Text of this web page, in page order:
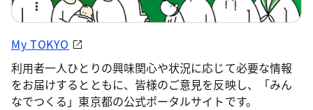
My TOKYO
利用者一人ひとりの興味関心や状況に応じて必要な情報
をお届けするとともに、皆様のご意見を反映し、「みん
なでつくる」東京都の公式ポータルサイトです。